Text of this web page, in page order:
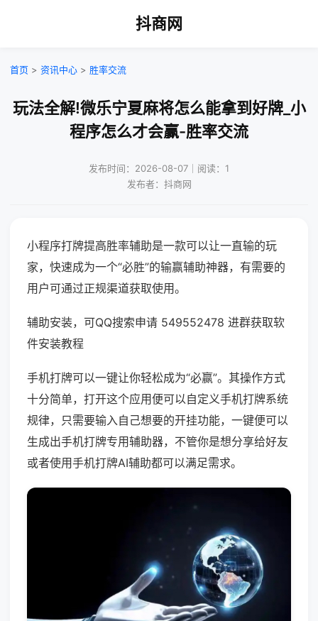
抖商网
首页 > 资讯中心 > 胜率交流
玩法全解!微乐宁夏麻将怎么能拿到好牌_小
程序怎么才会赢-胜率交流
发布时间：2026-08-07｜阅读：1
发布者：抖商网
小程序打牌提高胜率辅助是一款可以让一直输的玩
家，快速成为一个“必胜”的输赢辅助神器，有需要的
用户可通过正规渠道获取使用。
辅助安装，可QQ搜索申请 549552478 进群获取软
件安装教程
手机打牌可以一键让你轻松成为“必赢”。其操作方式
十分简单，打开这个应用便可以自定义手机打牌系统
规律，只需要输入自己想要的开挂功能，一键便可以
生成出手机打牌专用辅助器，不管你是想分享给好友
或者使用手机打牌AI辅助都可以满足需求。